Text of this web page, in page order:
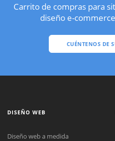
Carrito de compras para
diseño e-
CUÉNTENOS DE
DISEÑO WEB
Diseño web a medida